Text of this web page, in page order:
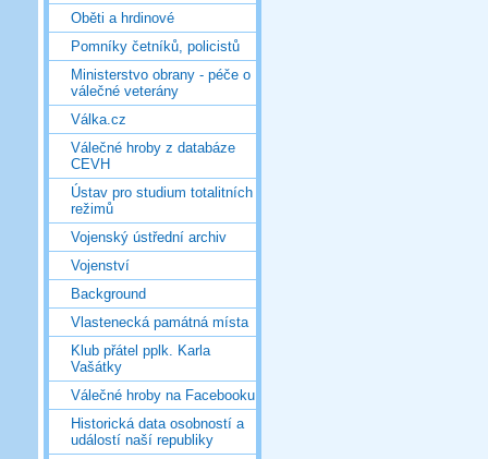
Oběti a hrdinové
Pomníky četníků, policistů
Ministerstvo obrany - péče o
válečné veterány
Válka.cz
Válečné hroby z databáze
CEVH
Ústav pro studium totalitních
režimů
Vojenský ústřední archiv
Vojenství
Background
Vlastenecká památná místa
Klub přátel pplk. Karla
Vašátky
Válečné hroby na Facebooku
Historická data osobností a
událostí naší republiky